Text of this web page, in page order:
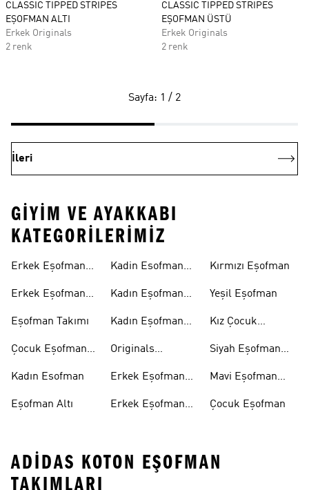
CLASSIC TIPPED STRIPES
EŞOFMAN ALTI
Erkek Originals
2 renk
CLASSIC TIPPED STRIPES
EŞOFMAN ÜSTÜ
Erkek Originals
2 renk
Sayfa: 1 / 2
İleri
GIYIM VE AYAKKABI
KATEGORILERIMIZ
Erkek Eşofman
Erkek Eşofman
Eşofman Takımı
Çocuk Eşofman
Kadın Esofman
Eşofman Altı
Kadin Esofman
Kadın Eşofman
Kadın Eşofman
Originals
Erkek Eşofman
Erkek Eşofman
Kırmızı Eşofman
Yeşil Eşofman
Kız Çocuk
Siyah Eşofman
Mavi Eşofman
Çocuk Eşofman
ADIDAS KOTON EŞOFMAN
TAKIMLARI